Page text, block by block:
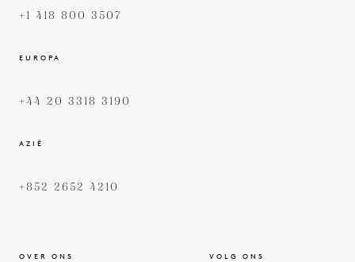
+1 418 800 3507
EUROPA
+44 20 3318 3190
AZIË
+852 2652 4210
OVER ONS VOLG ONS